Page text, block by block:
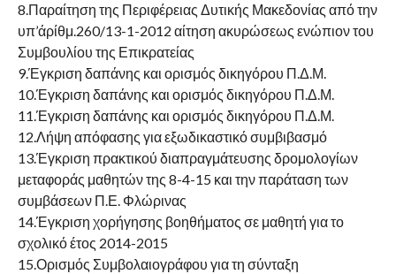
8.Παραίτηση της Περιφέρειας Δυτικής Μακεδονίας από την
υπ’άρίθμ.260/13-1-2012 αίτηση ακυρώσεως ενώπιον του
Συμβουλίου της Επικρατείας
9.Έγκριση δαπάνης και ορισμός δικηγόρου Π.Δ.Μ.
10.Έγκριση δαπάνης και ορισμός δικηγόρου Π.Δ.Μ.
11.Έγκριση δαπάνης και ορισμός δικηγόρου Π.Δ.Μ.
12.Λήψη απόφασης για εξωδικαστικό συμβιβασμό
13.Έγκριση πρακτικού διαπραγμάτευσης δρομολογίων
μεταφοράς μαθητών της 8-4-15 και την παράταση των
συμβάσεων Π.Ε. Φλώρινας
14.Έγκριση χορήγησης βοηθήματος σε μαθητή για το
σχολικό έτος 2014-2015
15.Ορισμός Συμβολαιογράφου για τη σύνταξη